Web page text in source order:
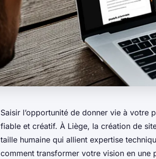
Saisir l’opportunité de donner vie à votre
fiable et créatif. À Liège, la création de
taille humaine qui allient expertise
comment transformer votre vision en une